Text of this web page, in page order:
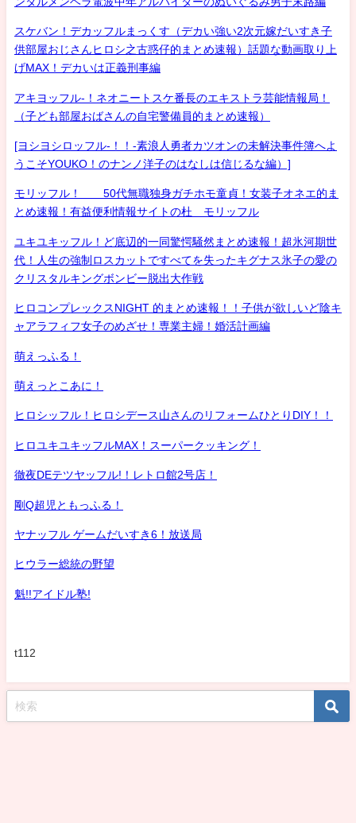
スケバン！デカッフルまっくす（デカい強い2次元嫁だいすき子
供部屋おじさんヒロシ之古惑仔的まとめ速報）話題な動画取り上
げMAX！デカいは正義刑事編
アキヨッフル-！ネオニートスケ番長のエキストラ芸能情報局！
（子ども部屋おばさんの自宅警備員的まとめ速報）
[ヨシヨシロッフル-！！-素浪人勇者カツオンの未解決事件簿へよ
うこそYOUKO！のナンノ洋子のはなしは信じるな編）]
モリッフル！ 50代無職独身ガチホモ童貞！女装子オネエ的ま
とめ速報！有益便利情報サイトの杜 モリッフル
ユキユキッフル！ど底辺的一同驚愕騒然まとめ速報！超氷河期世
代！人生の強制ロスカットですべてを失ったキグナス氷子の愛の
クリスタルキングボンビー脱出大作戦
ヒロコンプレックスNIGHT 的まとめ速報！！子供が欲しいど陰キ
ャアラフィフ女子のめざせ！専業主婦！婚活計画編
萌えっふる！
萌えっとこあに！
ヒロシッフル！ヒロシデース山さんのリフォームひとりDIY！！
ヒロユキユキッフルMAX！スーパークッキング！
徹夜DEテツヤッフル!！レトロ館2号店！
剛Q超児ともっふる！
ヤナッフル ゲームだいすき6！放送局
ヒウラー総統の野望
魁!!アイドル塾!
t112